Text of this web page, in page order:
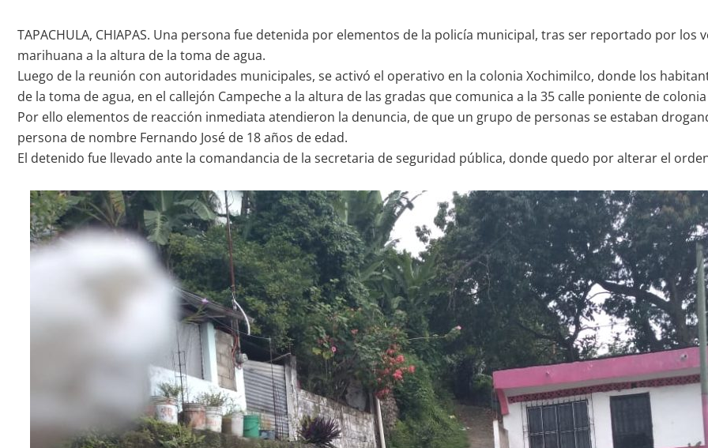
TAPACHULA, CHIAPAS. Una persona fue detenida por elementos de la policía municipal, tras ser reportado por
marihuana a la altura de la toma de agua.
Luego de la reunión con autoridades municipales, se activó el operativo en la colonia Xochimilco, donde los
de la toma de agua, en el callejón Campeche a la altura de las gradas que comunica a la 35 calle poniente de
Por ello elementos de reacción inmediata atendieron la denuncia, de que un grupo de personas se estaban
persona de nombre Fernando José de 18 años de edad.
El detenido fue llevado ante la comandancia de la secretaria de seguridad pública, donde quedo por alterar el